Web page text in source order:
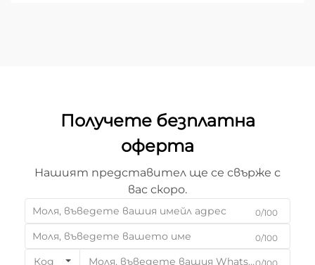
Получете безплатна
оферта
Нашият представител ще се свърже с
вас скоро.
0/100
0/100
Код